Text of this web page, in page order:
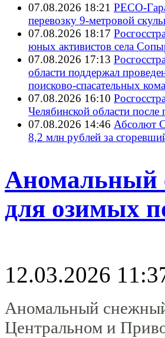
07.08.2026 18:21 РЕСО-
перевозку 9-метровой
07.08.2026 18:17
юных активистов села
07.08.2026 17:13
области поддержал
поисково‑спасательных
07.08.2026 16:10
Челябинской области после
07.08.2026 14:46 Абсолют
8,2 млн рублей за
Аномальный
для озимых
12.03.2026
Аномальный
Центральном и